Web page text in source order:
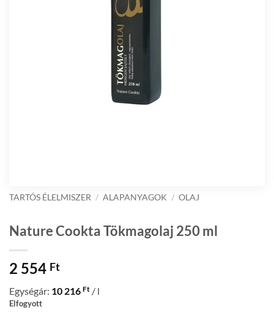
TARTÓS ÉLELMISZER / ALAPANYAGOK / OLAJ
Nature Cookta Tökmagolaj 250 ml
2 554 Ft
Egységár: 10 216 Ft / l
Elfogyott